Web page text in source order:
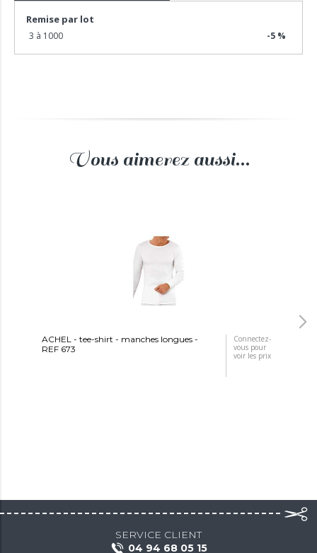
Remise par lot
3 à 1000 -5 %
Vous aimerez aussi...
ACHEL - tee-shirt - manches longues -
REF 673
Connectez-
vous pour
voir les prix
SERVICE CLIENT
04 94 68 05 15